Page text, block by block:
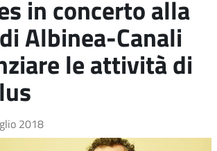
in concerto alla
Albinea-Canali
le attività di
2018